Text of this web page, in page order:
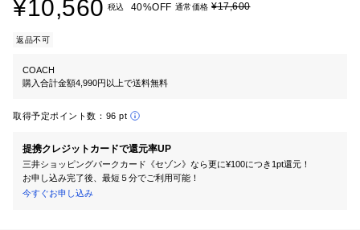
¥10,560 税込 40%OFF 通常価格 ¥17,600
返品不可
COACH
購入合計金額4,990円以上で送料無料
取得予定ポイント数： 96 pt
提携クレジットカードで還元率UP
三井ショッピングパークカード《セゾン》なら更に¥100につき1pt還元！
お申し込み完了後、最短５分でご利用可能！
今すぐお申し込み